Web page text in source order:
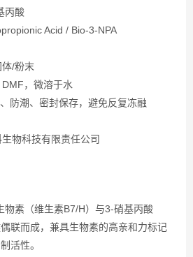
丙酸
Acid / Bio-3-NPA
/粉末
，微溶于水
防潮、密封保存，避免反复冻融
物科技有限责任公司
物素（维生素B7/H）与3-硝基丙酸
偶联而成，兼具生物素的高亲和力标记
活性。